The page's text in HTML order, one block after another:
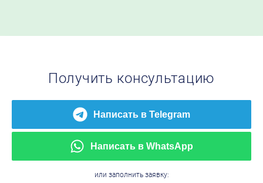
Получить консультацию
Написать в Telegram
Написать в WhatsApp
или заполнить заявку: